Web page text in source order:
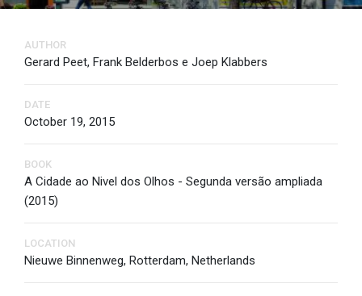
AUTHOR
Gerard Peet, Frank Belderbos e Joep Klabbers
DATE
October 19, 2015
BOOK
A Cidade ao Nivel dos Olhos - Segunda versão ampliada
(2015)
LOCATION
Nieuwe Binnenweg, Rotterdam, Netherlands